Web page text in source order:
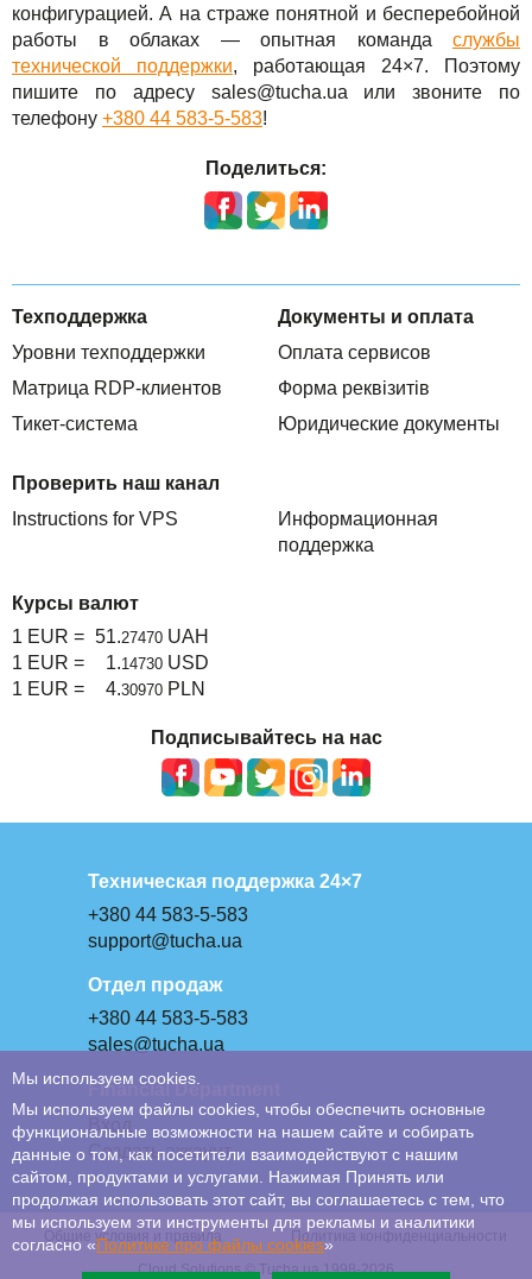
конфигурацией. А на страже понятной и бесперебойной
работы в облаках — опытная команда службы
технической поддержки, работающая 24×7. Поэтому
пишите по адресу sales@tucha.ua или звоните по
телефону +380 44 583-5-583!
Поделиться:
Техподдержка
Уровни техподдержки
Матрица RDP-клиентов
Тикет-система
Документы и оплата
Оплата сервисов
Форма реквізитів
Юридические документы
Проверить наш канал
Instructions for VPS
Информационная
поддержка
Курсы валют
1 EUR = 51.27470 UAH
1 EUR =
1.14730 USD
1 EUR =
4.30970 PLN
Подписывайтесь на нас
Техническая поддержка 24×7
+380 44 583-5-583
support@tucha.ua
Отдел продаж
+380 44 583-5-583
sales@tucha.ua
Financial Department
Вход
Создать аккаунт
Общие условия и правила
Политика конфиденциальности
Cloud Solutions © Tucha.ua 1998-2026
Мы используем cookies.
Мы используем файлы cookies, чтобы обеспечить основные
функциональные возможности на нашем сайте и собирать
данные о том, как посетители взаимодействуют с нашим
сайтом, продуктами и услугами. Нажимая Принять или
продолжая использовать этот сайт, вы соглашаетесь с тем, что
мы используем эти инструменты для рекламы и аналитики
согласно «Политике про файлы сookies»